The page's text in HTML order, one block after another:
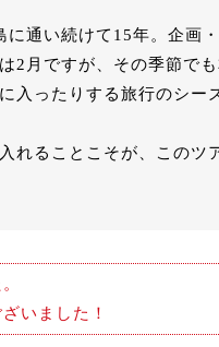
通い続けて15年。企画
2月ですが、その季節で
入ったりする旅行のシー
れることこそが、このツ
いました！